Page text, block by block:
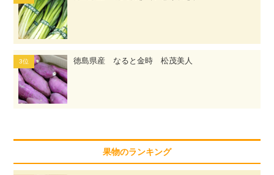
徳島県産 なると金時 松茂美人
果物のランキング